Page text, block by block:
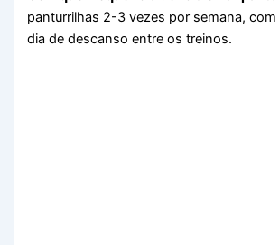
panturrilhas 2-3 vezes por semana,
dia de descanso entre os treinos.